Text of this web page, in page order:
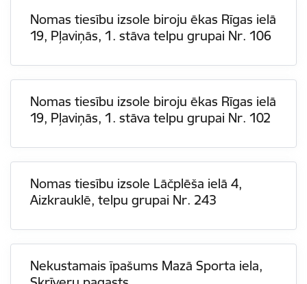
Nomas tiesību izsole biroju ēkas Rīgas ielā
19, Pļaviņās, 1. stāva telpu grupai Nr. 106
Nomas tiesību izsole biroju ēkas Rīgas ielā
19, Pļaviņās, 1. stāva telpu grupai Nr. 102
Nomas tiesību izsole Lāčplēša ielā 4,
Aizkrauklē, telpu grupai Nr. 243
Nekustamais īpašums Mazā Sporta iela,